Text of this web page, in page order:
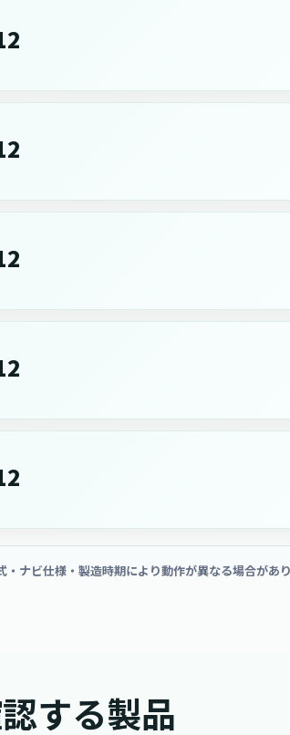
ナビ仕様・製造時期により動作が異なる場合があ
する製品